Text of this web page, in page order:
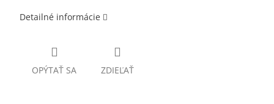
Detailné informácie
OPÝTAŤ SA ZDIEĽAŤ